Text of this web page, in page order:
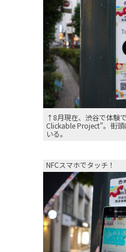
↑8月現在、渋谷で体験
Clickable Project”。街
いる。
NFCスマホでタッチ！